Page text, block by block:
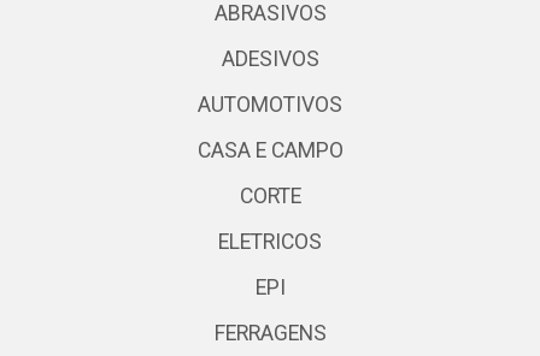
ABRASIVOS
ADESIVOS
AUTOMOTIVOS
CASA E CAMPO
CORTE
ELETRICOS
EPI
FERRAGENS